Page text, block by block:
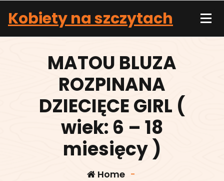
content
Kobiety na szczytach
MATOU BLUZA
ROZPINANA
DZIECIĘCE GIRL (
wiek: 6 – 18
miesięcy )
Home -